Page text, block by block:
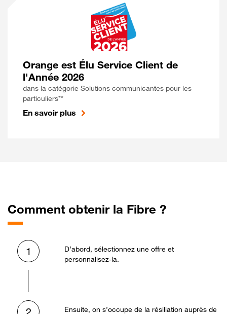
Orange est Élu Service Client de
l'Année 2026
dans la catégorie Solutions communicantes pour les
particuliers**
En savoir plus
Comment obtenir la Fibre ?
1
D’abord, sélectionnez une offre et
personnalisez-la.
Ensuite, on s’occupe de la résiliation auprès de